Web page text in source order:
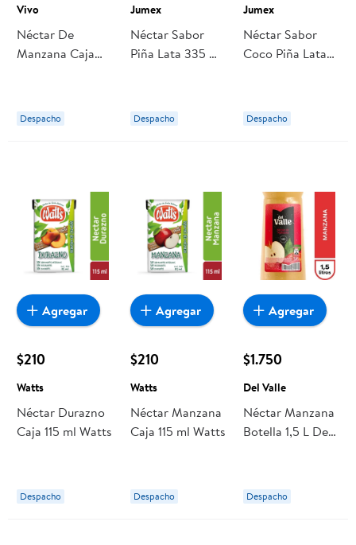
Vivo
Néctar De
Manzana Caja
Despacho
Jumex
Néctar Sabor
Piña Lata 335 ml
Despacho
Jumex
Néctar Sabor
Coco Piña Lata
Despacho
$210
Watts
Néctar Durazno
Caja 115 ml Watts
Despacho
Agregar
$210
Watts
Néctar Manzana
Caja 115 ml Watts
Despacho
Agregar
$1.750
Del Valle
Néctar Manzana
Botella 1,5 L Del
Despacho
Agregar